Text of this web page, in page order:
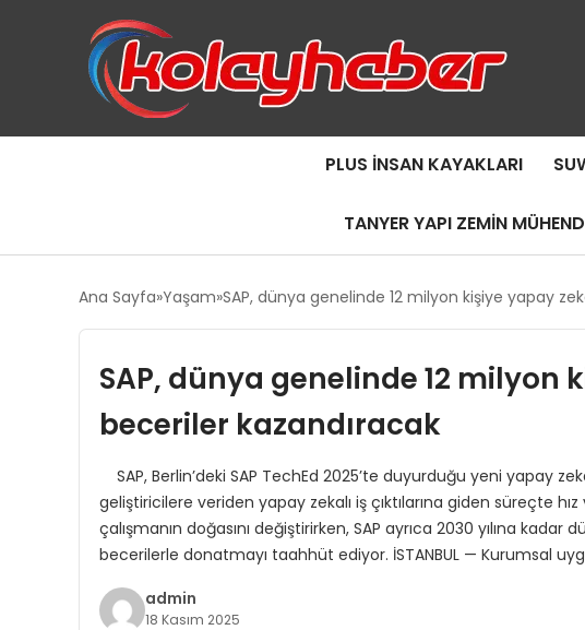
PLUS İNSAN KAYAKLARI
TANYER YAPI ZEMIN
Ana Sayfa Yaşam SAP, dünya genelinde 12 milyon kişiye yapay
SAP, dünya genelinde 12 milyon
beceriler kazandıracak
SAP, Berlin’deki SAP TechEd 2025’te duyurduğu yeni yapay
geliştiricilere veriden yapay zekalı iş çıktılarına giden süreçte
çalışmanın doğasını değiştirirken, SAP ayrıca 2030 yılına
becerilerle donatmayı taahhüt ediyor. İSTANBUL — Kurumsal
admin
18 Kasım 2025